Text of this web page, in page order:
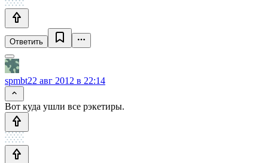
Ответить
spmbt22 авг 2012 в 22:14
Вот куда ушли все рэкетиры.